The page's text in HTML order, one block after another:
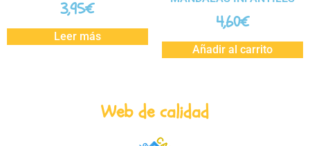
3,95€
Leer más
4,60€
Añadir al carrito
Web de calidad